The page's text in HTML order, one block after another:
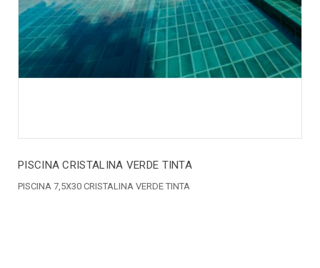
PISCINA CRISTALINA VERDE TINTA
PISCINA 7,5X30 CRISTALINA VERDE TINTA